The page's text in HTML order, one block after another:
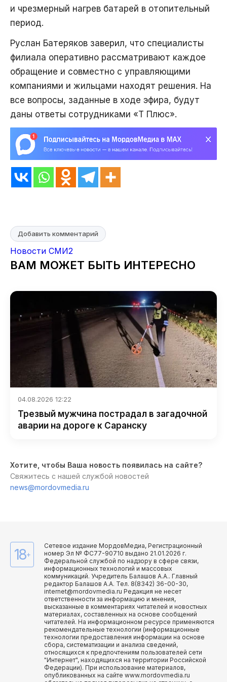
и чрезмерный нагрев батарей в отопительный
период.
Руслан Батеряков заверил, что специалисты
филиала оперативно рассматривают каждое
обращение и совместно с управляющими
компаниями и жильцами находят решения. На
все вопросы, заданные в ходе эфира, будут
даны ответы сотрудниками «Т Плюс».
Добавить комментарий
Новости СМИ2
ВАМ МОЖЕТ БЫТЬ ИНТЕРЕСНО
04.08.2026 12:22
Трезвый мужчина пострадал в загадочной
аварии на дороге к Саранску
Хотите, чтобы Ваша новость появилась на сайте?
Свяжитесь с нашей службой новостей
news@mordovmedia.ru
18+
Сетевое издание МордовМедиа, Регистрационный
номер Эл № ФС77-90710 выдано 21.01.2026 г.
Федеральной службой по надзору в сфере связи,
информационных технологий и массовых
коммуникаций. Учредитель Балашов А.А.. Главный
редактор Балашов А.А. Тел. 8(8342) 36-00-30,
internet@mordovmedia.ru Редакция не несет
ответственности за информацию и мнения,
высказанные в комментариях читателей и новостных
материалах, составленных на основе сообщений
читателей. На информационном ресурсе применяются
рекомендательные технологии (информационные
технологии предоставления информации на основе
сбора, систематизации и анализа сведений,
относящихся к предпочтениям пользователей сети
"Интернет", находящихся на территории Российской
Федерации). При использование материалов,
опубликованных на сайте www.mordovmedia.ru